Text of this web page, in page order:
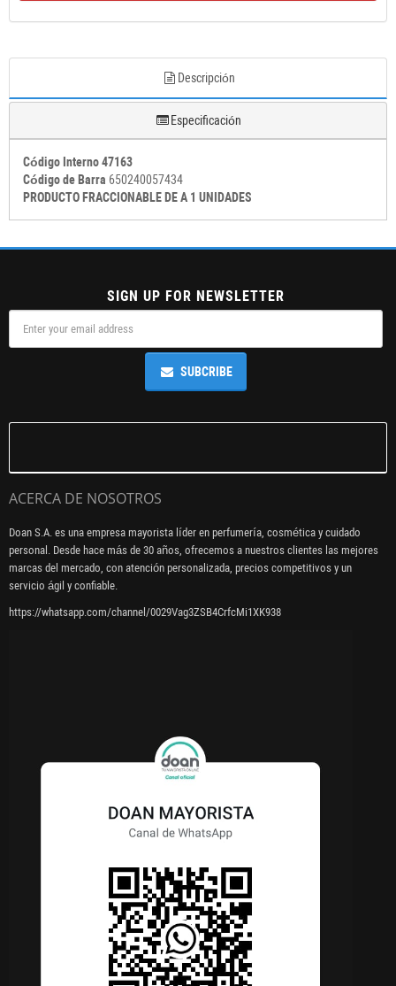
Descripción
Especificación
Código Interno 47163
Código de Barra 650240057434
PRODUCTO FRACCIONABLE DE A 1 UNIDADES
SIGN UP FOR NEWSLETTER
SUBCRIBE
ACERCA DE NOSOTROS
Doan S.A. es una empresa mayorista líder en perfumería, cosmética y cuidado
personal. Desde hace más de 30 años, ofrecemos a nuestros clientes las mejores
marcas del mercado, con atención personalizada, precios competitivos y un
servicio ágil y confiable.
https://whatsapp.com/channel/0029Vag3ZSB4CrfcMi1XK938